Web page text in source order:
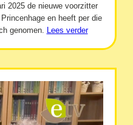
2025 de nieuwe voorzitter
en heeft per die
genomen. Lees verder